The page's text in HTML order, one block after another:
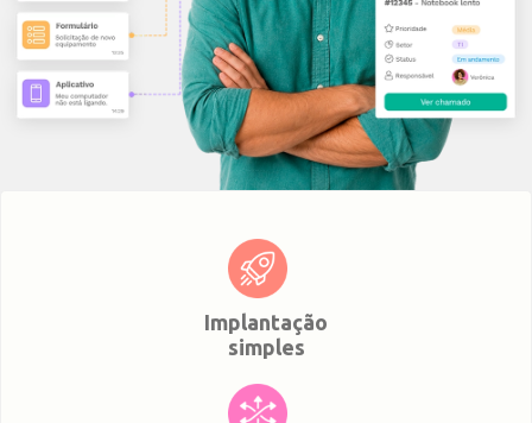
Implantação
simples